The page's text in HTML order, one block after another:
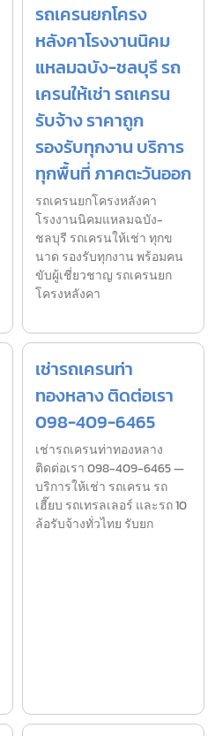
รถเครนยกโครง
หลังคาโรงงานนิคม
แหลมฉบัง-ชลบุรี รถ
เครนให้เช่า รถเครน
รับจ้าง ราคาถูก
รองรับทุกงาน บริการ
ทุกพื้นที่ ภาคตะวันออก
รถเครนยกโครงหลังคา
โรงงานนิคมแหลมฉบัง-
ชลบุรี รถเครนให้เช่า ทุกข
นาด รองรับทุกงาน พร้อมคน
ขับผู้เชี่ยวชาญ รถเครนยก
โครงหลังคา
เช่ารถเครนท่า
ทองหลาง ติดต่อเรา
098-409-6465
เช่ารถเครนท่าทองหลาง
ติดต่อเรา 098-409-6465 —
บริการให้เช่า รถเครน รถ
เฮี๊ยบ รถเทรลเลอร์ และรถ 10
ล้อรับจ้างทั่วไทย รับยก